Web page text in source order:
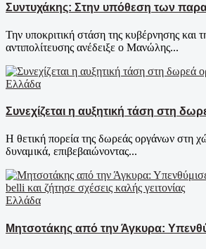
Συντυχάκης: Στην υπόθεση των
Την υποκριτική στάση της κυβέρνησης και
αντιπολίτευσης ανέδειξε ο Μανώλης...
Ελλάδα
Συνεχίζεται η αυξητική τάση στη
Η θετική πορεία της δωρεάς οργάνων στη
δυναμικά, επιβεβαιώνοντας...
Ελλάδα
Μητσοτάκης από την Άγκυρα: